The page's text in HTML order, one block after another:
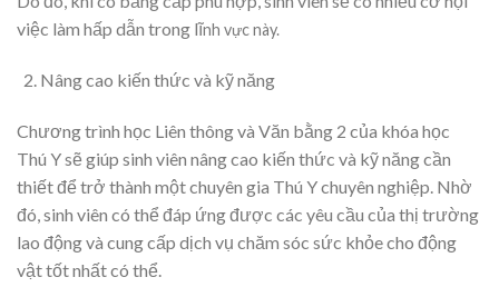
việc làm hấp dẫn trong lĩnh vực này.
Nâng cao kiến thức và kỹ năng
Chương trình học Liên thông và Văn bằng 2 của khóa học
Thú Y sẽ giúp sinh viên nâng cao kiến thức và kỹ năng cần
thiết để trở thành một chuyên gia Thú Y chuyên nghiệp. Nhờ
đó, sinh viên có thể đáp ứng được các yêu cầu của thị trường
lao động và cung cấp dịch vụ chăm sóc sức khỏe cho động
vật tốt nhất có thể.